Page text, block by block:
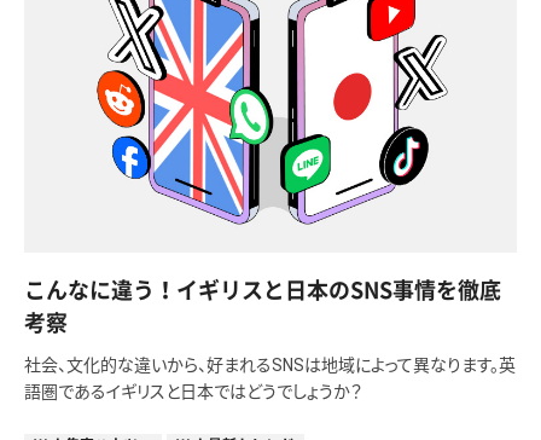
こんなに違う！イギリスと日本のSNS事情を徹底
考察
社会、文化的な違いから、好まれるSNSは地域によって異なります。英
語圏であるイギリスと日本ではどうでしょうか？